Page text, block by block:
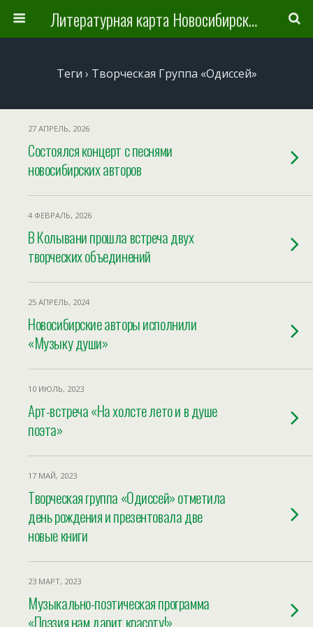
Литературная карта Новосибирска и Новосибирской области
Теги › Творческая Группа «Одиссей»
27 АПРЕЛЬ, 2026
Состоялся концерт с песнями
новосибирских авторов
4 ФЕВРАЛЬ, 2026
В Колывани прошла встреча двух
творческих объединений
25 АПРЕЛЬ, 2024
Новосибирские авторы исполнили
«Музыку души»
10 ИЮЛЬ, 2023
Арт-встреча «На холсте лето и в душе
поэта»
17 МАЙ, 2023
Творческая группа «Одиссей» отметила
день рождения и презентовала две
новые книги
23 МАРТ, 2023
Музыкально-поэтическая программа
«Поэзия нам дарит красоту!»